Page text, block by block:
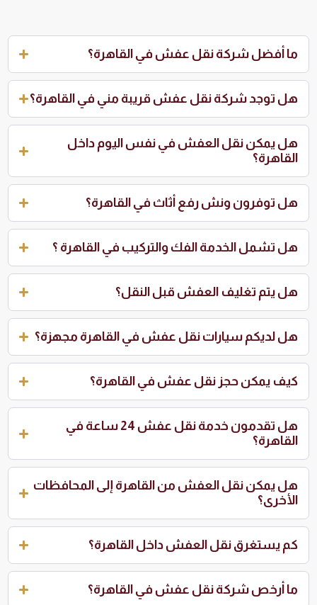
ما أفضل شركة نقل عفش في القاهرة؟
هل توجد شركة نقل عفش قريبة مني في القاهرة؟
هل يمكن نقل العفش في نفس اليوم داخل
القاهرة؟
هل توفرون ونش رفع أثاث في القاهرة؟
هل تشمل الخدمة الفك والتركيب في القاهرة ؟
هل يتم تغليف العفش قبل النقل؟
هل لديكم سيارات نقل عفش في القاهرة مجهزة؟
كيف يمكن حجز نقل عفش في القاهرة؟
هل تقدمون خدمة نقل عفش 24 ساعة في
القاهرة؟
هل يمكن نقل العفش من القاهرة إلى المحافظات
الأخرى؟
كم يستغرق نقل العفش داخل القاهرة؟
ما أرخص شركة نقل عفش في القاهرة؟